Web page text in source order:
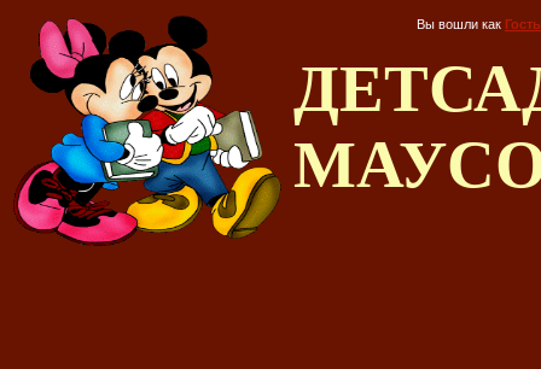
Вы вошли как Гость